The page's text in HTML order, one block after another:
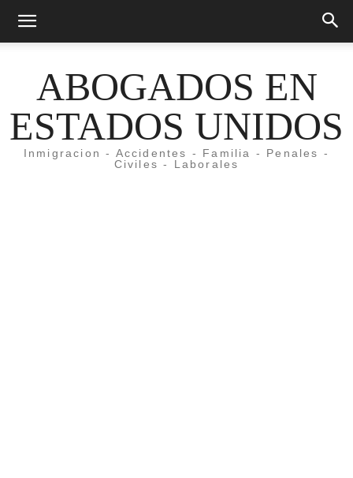
ABOGADOS EN
ESTADOS UNIDOS
Inmigracion - Accidentes - Familia - Penales -
Civiles - Laborales